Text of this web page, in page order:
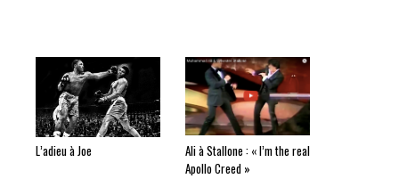
L’adieu à Joe
Ali à Stallone : « I’m the real
Apollo Creed »